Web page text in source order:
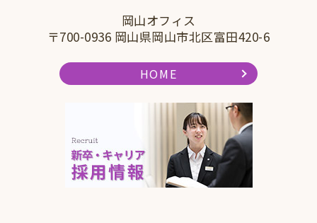
岡山オフィス
〒700-0936 岡山県岡山市北区富田420-6
HOME